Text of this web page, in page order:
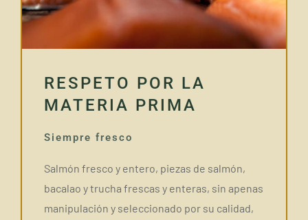
RESPETO POR LA
MATERIA PRIMA
Siempre fresco
Salmón fresco y entero, piezas de salmón,
bacalao y trucha frescas y enteras, sin apenas
manipulación y seleccionado por su calidad,